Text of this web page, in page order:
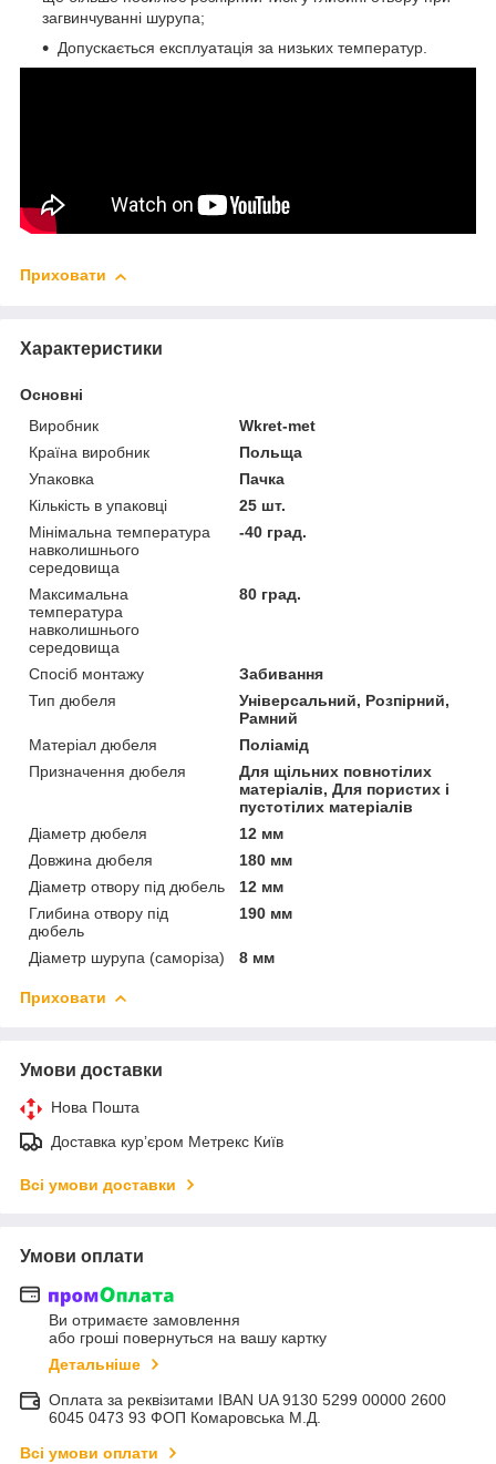
загвинчуванні шурупа;
Допускається експлуатація за низьких температур.
Приховати
Характеристики
Основні
Виробник
Wkret-met
Країна виробник
Польща
Упаковка
Пачка
Кількість в упаковці
25 шт.
Мінімальна температура
навколишнього
середовища
-40 град.
Максимальна
температура
навколишнього
середовища
80 град.
Спосіб монтажу
Забивання
Тип дюбеля
Універсальний, Розпірний,
Рамний
Матеріал дюбеля
Поліамід
Призначення дюбеля
Для щільних повнотілих
матеріалів, Для пористих і
пустотілих матеріалів
Діаметр дюбеля
12 мм
Довжина дюбеля
180 мм
Діаметр отвору під дюбель
12 мм
Глибина отвору під
дюбель
190 мм
Діаметр шурупа (саморіза) 8 мм
Приховати
Умови доставки
Нова Пошта
Доставка курʼєром Метрекс Київ
Всі умови доставки
Умови оплати
Ви отримаєте замовлення
або гроші повернуться на вашу картку
Детальніше
Оплата за реквізитами IBAN UA 9130 5299 00000 2600
6045 0473 93 ФОП Комаровська М.Д.
Всі умови оплати